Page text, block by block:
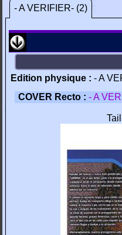
- A VERIFIER- (2)
Edition physique : - A
COVER Recto : - A